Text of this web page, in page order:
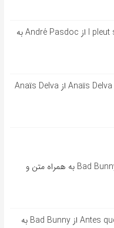
آهنگ فرانسوی l pleut sur la route از André Pasdoc به
آهنگ فرانسوی Anaïs Delva Et je danse از Anaïs Delva
آهنگ اسپانیایی Andrea از Bad Bunny به همراه متن و
آهنگ اسپانیایی Antes que se acabe از Bad Bunny به